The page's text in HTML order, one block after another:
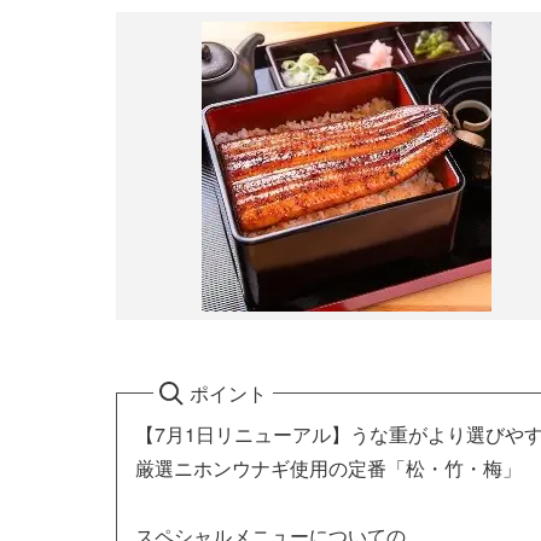
ポイント
【7月1日リニューアル】うな重がより選びや
厳選ニホンウナギ使用の定番「松・竹・梅」